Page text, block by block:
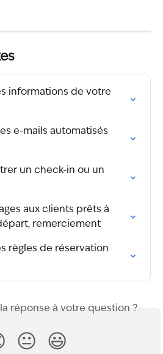
informations de votre
e-mails automatisés
un check-in ou un
aux clients prêts à
remerciement
règles de réservation
réponse à votre question ?
😐 😃